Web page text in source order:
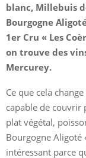
blanc, Millebuis
Bourgogne
1er Cru « Les
on trouve des
Mercurey.
Ce que cela
capable de couvrir
plat végétal,
Bourgogne Aligoté
intéressant parce